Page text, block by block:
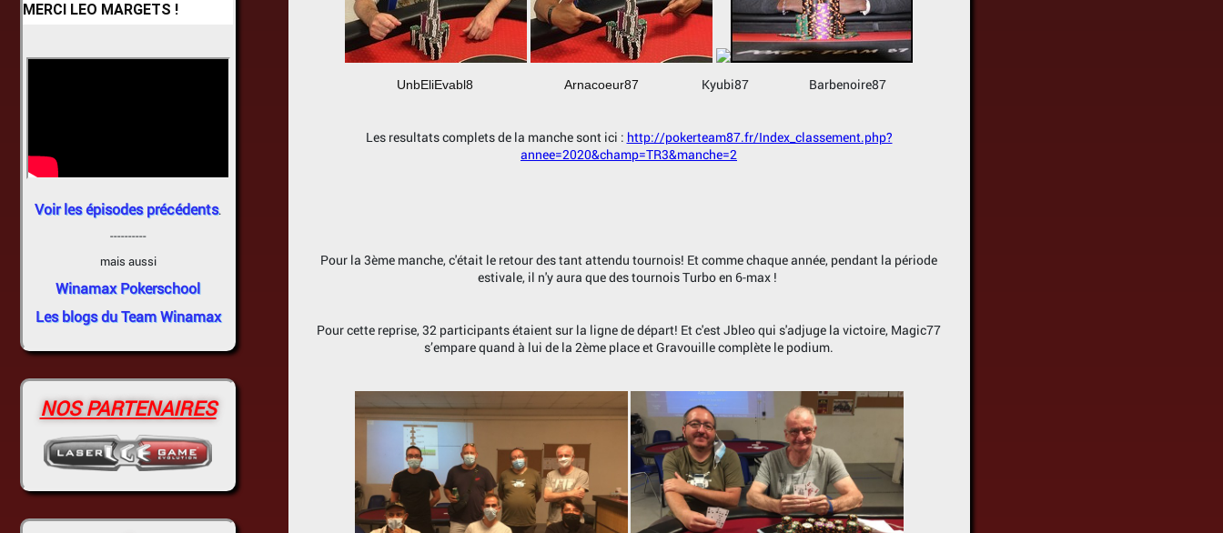
MERCI LEO MARGETS !
Voir les épisodes précédents.
----------
mais aussi
Winamax Pokerschool
Les blogs du Team Winamax
NOS PARTENAIRES
UnbEliEvabl8 Arnacoeur87 Kyubi87 Barbenoire87
Les resultats complets de la manche sont ici : http://pokerteam87.fr/Index_classement.php?
annee=2020&champ=TR3&manche=2
Pour la 3ème manche, c'était le retour des tant attendu tournois! Et comme chaque année, pendant la période
estivale, il n'y aura que des tournois Turbo en 6-max !
Pour cette reprise, 32 participants étaient sur la ligne de départ! Et c'est Jbleo qui s'adjuge la victoire, Magic77
s’empare quand à lui de la 2ème place et Gravouille complète le podium.